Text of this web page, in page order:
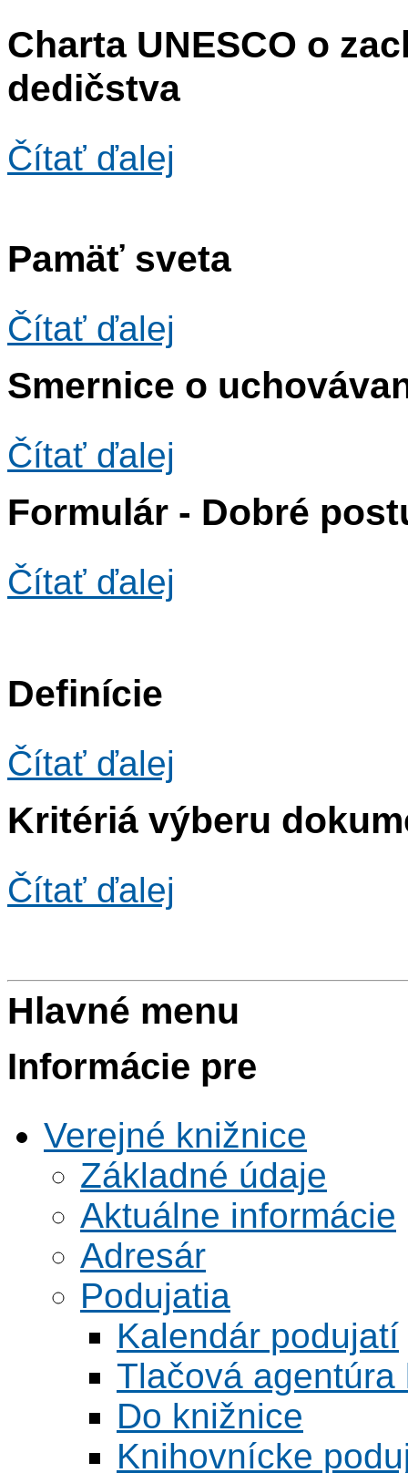
Charta UNESCO o
dedičstva
Čítať ďalej
Pamäť sveta
Čítať ďalej
Smernice o
Čítať ďalej
Formulár - Dobré
Čítať ďalej
Definície
Čítať ďalej
Kritériá výberu
Čítať ďalej
Hlavné menu
Informácie pre
Verejné knižnice
Základné údaje
Aktuálne informácie
Adresár
Podujatia
Kalendár podujatí
Tlačová agentúra
Do knižnice
Knihovnícke